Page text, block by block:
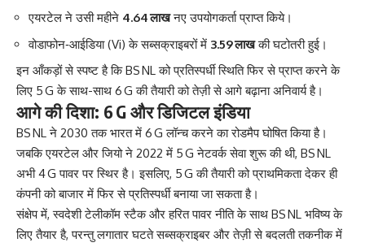
एयरटेल ने उसी महीने 4.64 लाखनए उपयोगकर्ता प्राप्त किये।
वोडाफोन‑आईडिया (Vi) के सब्सक्राइबरों में 3.59 लाखकी घटोतरी हुई।
इन आँकड़ों से स्पष्ट है कि BS NL को प्रतिस्पर्धी स्थिति फिर से प्राप्त करने के
लिए 5 G के साथ-साथ 6 G की तैयारी को तेज़ी से आगे बढ़ाना अनिवार्य है।
आगे की दिशा: 6 G और डिजिटल इंडिया
BS NL ने 2030 तक भारत में 6 G लॉन्च करने का रोडमैप घोषित किया है।
जबकि एयरटेल और जियो ने 2022 में 5 G नेटवर्क सेवा शुरू की थी, BS NL
अभी 4 G पावर पर स्थिर है। इसलिए, 5 G की तैयारी को प्राथमिकता देकर ही
कंपनी को बाजार में फिर से प्रतिस्पर्धी बनाया जा सकता है।
संक्षेप में, स्वदेशी टेलीकॉम स्टैक और हरित पावर नीति के साथ BS NL भविष्य के
लिए तैयार है, परन्तु लगातार घटते सब्सक्राइबर और तेज़ी से बदलती तकनीक में